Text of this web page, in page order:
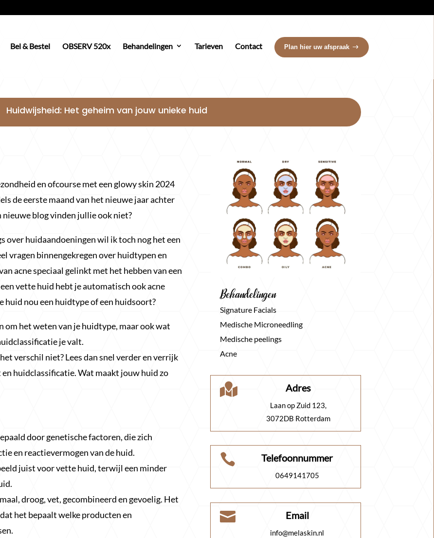
Bel & Bestel OBSERV 520x Behandelingen Tarieven Contact Plan hier uw afspraak
Huidwijsheid: Het geheim van jouw unieke huid
en ofcourse met een glowy skin 2024
de eerste maand van het nieuwe jaar achter
blog vinden jullie ook niet?
over huidaandoeningen wil ik toch nog het een
vragen binnengekregen over huidtypen en
acne speciaal gelinkt met het hebben van een
vette huid hebt je automatisch ook acne
huid nou een huidtype of een huidsoort?
om het weten van je huidtype, maar ook wat
je valt.
verschil niet? Lees dan snel verder en verrijk
huidclassificatie. Wat maakt jouw huid zo
door genetische factoren, die zich
en reactievermogen van de huid.
juist voor vette huid, terwijl een minder
droog, vet, gecombineerd en gevoelig. Het
het bepaalt welke producten en
Behandelingen
Signature Facials
Medische Microneedling
Medische peelings
Acne
 Adres
Laan op Zuid 123,
3072DB Rotterdam
 Telefoonnummer
0649141705
 Email
info@melaskin.nl